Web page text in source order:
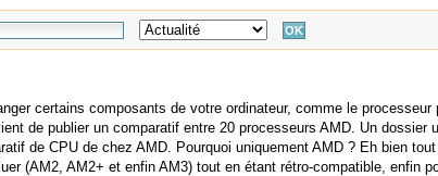
certains composants de votre ordinateur, comme le processeur
de publier un comparatif entre 20 processeurs AMD. Un dossier
de CPU de chez AMD. Pourquoi uniquement AMD ? Eh bien tout
(AM2, AM2+ et enfin AM3) tout en étant rétro-compatible, enfin